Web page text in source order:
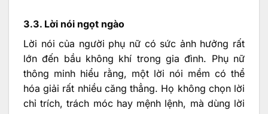
3.3. Lời nói ngọt ngào
Lời nói của người phụ nữ có sức ảnh hưởng rất
lớn đến bầu không khí trong gia đình. Phụ nữ
thông minh hiểu rằng, một lời nói mềm có thể
hóa giải rất nhiều căng thẳng. Họ không chọn lời
chỉ trích, trách móc hay mệnh lệnh, mà dùng lời